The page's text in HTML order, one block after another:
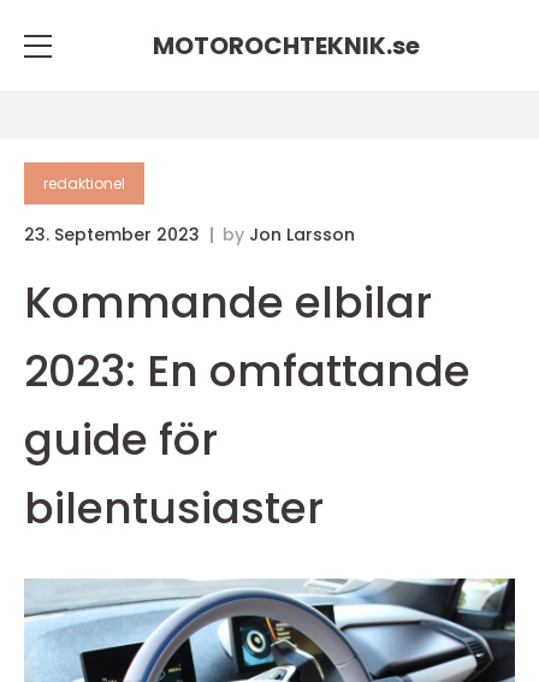
MOTOROCHTEKNIK.se
redaktionel
23. September 2023 by Jon Larsson
Kommande elbilar
2023: En omfattande
guide för
bilentusiaster